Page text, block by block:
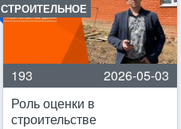
СТРОИТЕЛЬНОЕ
193
2026-05-03
Роль оценки в
строительстве